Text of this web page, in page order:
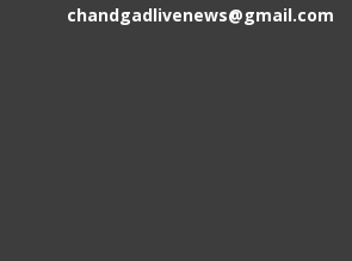
chandgadlivenews@gmail.com